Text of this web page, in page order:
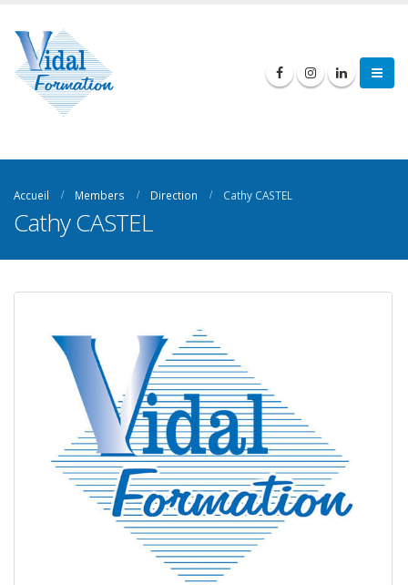
Accueil Members Direction Cathy CASTEL
Cathy CASTEL